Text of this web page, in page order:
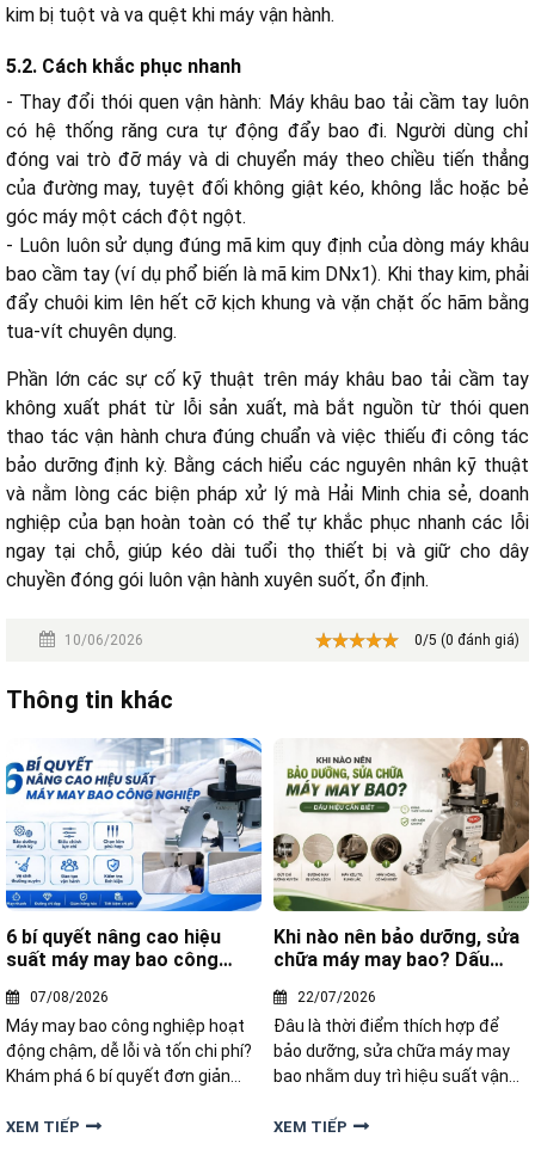
kim bị tuột và va quệt khi máy vận hành.
5.2. Cách khắc phục nhanh
- Thay đổi thói quen vận hành: Máy khâu bao tải cầm tay luôn
có hệ thống răng cưa tự động đẩy bao đi. Người dùng chỉ
đóng vai trò đỡ máy và di chuyển máy theo chiều tiến thẳng
của đường may, tuyệt đối không giật kéo, không lắc hoặc bẻ
góc máy một cách đột ngột.
- Luôn luôn sử dụng đúng mã kim quy định của dòng máy khâu
bao cầm tay (ví dụ phổ biến là mã kim DNx1). Khi thay kim, phải
đẩy chuôi kim lên hết cỡ kịch khung và vặn chặt ốc hãm bằng
tua-vít chuyên dụng.
Phần lớn các sự cố kỹ thuật trên máy khâu bao tải cầm tay
không xuất phát từ lỗi sản xuất, mà bắt nguồn từ thói quen
thao tác vận hành chưa đúng chuẩn và việc thiếu đi công tác
bảo dưỡng định kỳ. Bằng cách hiểu các nguyên nhân kỹ thuật
và nằm lòng các biện pháp xử lý mà Hải Minh chia sẻ, doanh
nghiệp của bạn hoàn toàn có thể tự khắc phục nhanh các lỗi
ngay tại chỗ, giúp kéo dài tuổi thọ thiết bị và giữ cho dây
chuyền đóng gói luôn vận hành xuyên suốt, ổn định.
10/06/2026 0/5 (0 đánh giá)
Thông tin khác
6 bí quyết nâng cao hiệu
suất máy may bao công
07/08/2026
Máy may bao công nghiệp hoạt
động chậm, dễ lỗi và tốn chi phí?
Khám phá 6 bí quyết đơn giản
may, giảm hỏng hóc, kéo dài tuổi
XEM TIẾP
Khi nào nên bảo dưỡng, sửa
chữa máy may bao? Dấu
22/07/2026
Đâu là thời điểm thích hợp để
bảo dưỡng, sửa chữa máy may
bao nhằm duy trì hiệu suất vận
Hãy cùng tìm hiểu những dấu
XEM TIẾP